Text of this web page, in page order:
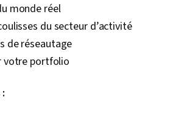
monde réel
du secteur d’activité
de réseautage
votre portfolio